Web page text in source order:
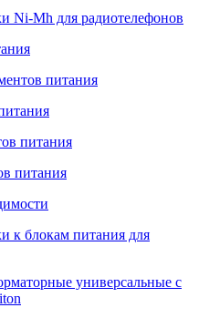
Ni-Mh для радиотелефонов
питания
питания
питания
к блокам питания для
универсальные с